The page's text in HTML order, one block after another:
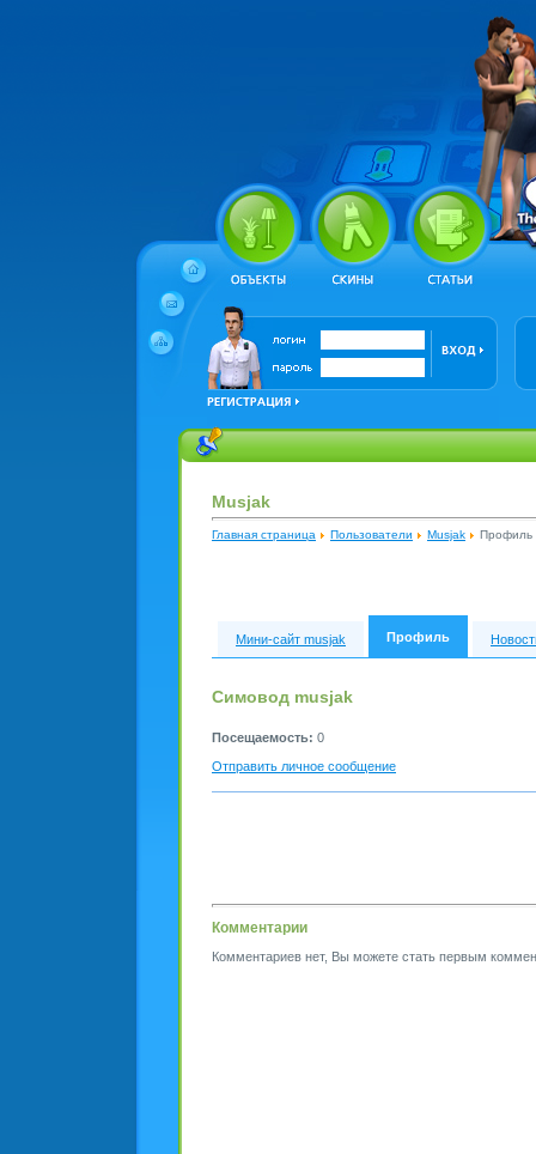
Musjak
Главная страница Пользователи Musjak Профиль
Мини-сайт musjak Профиль
Симовод musjak
Посещаемость: 0
Отправить личное сообщение
Комментарии
Комментариев нет, Вы можете стать первым